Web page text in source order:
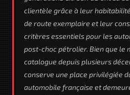
clientèle grâce à leur
de route exemplaire et leur
critères essentiels pour les
post-choc pétrolier. Bien que le
catalogue depuis plusieurs
conserve une place privilégiée
automobile française et